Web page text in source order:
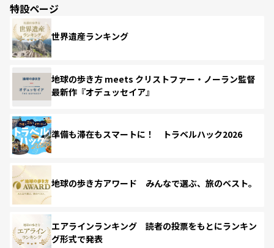
特設ページ
世界遺産ランキング
地球の歩き方 meets クリストファー・ノーラン監督
最新作『オデュッセイア』
準備も滞在もスマートに！ トラベルハック2026
地球の歩き方アワード みんなで選ぶ、旅のベスト。
エアラインランキング 読者の投票をもとにランキン
グ形式で発表